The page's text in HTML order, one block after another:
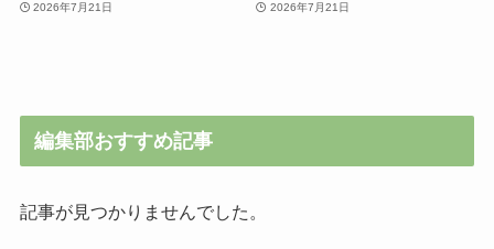
2026年7月21日 2026年7月21日
編集部おすすめ記事
記事が見つかりませんでした。